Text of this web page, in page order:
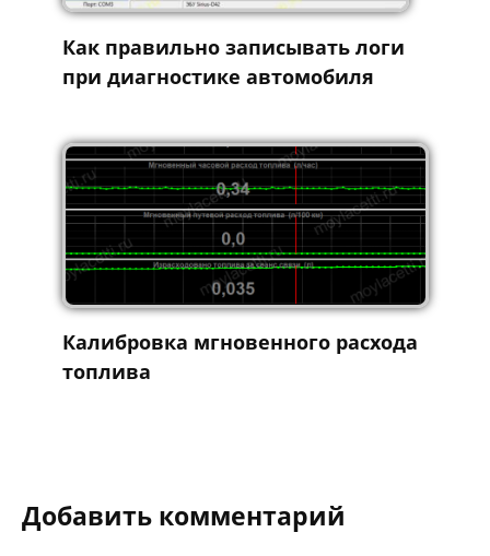
Как правильно записывать логи
при диагностике автомобиля
Калибровка мгновенного расхода
топлива
Добавить комментарий